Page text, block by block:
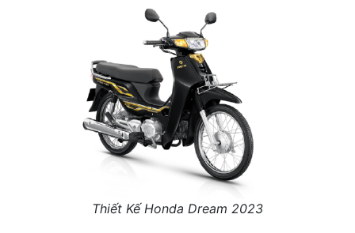
Thiết Kế Honda Dream 2023